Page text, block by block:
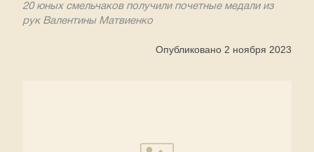
20 юных смельчаков получили почетные медали из
рук Валентины Матвиенко
Опубликовано 2 ноября 2023